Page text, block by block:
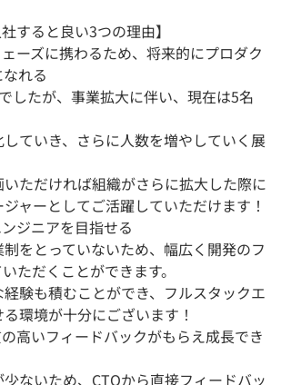
すると良い3つの理由】
ーズに携わるため、将来的にプロダク
れる
したが、事業拡大に伴い、現在は5名
ていき、さらに人数を増やしていく展
ただければ組織がさらに拡大した際に
ャーとしてご活躍していただけます！
ジニアを目指せる
をとっていないため、幅広く開発のフ
ただくことができます。
験も積むことができ、フルスタックエ
環境が十分にございます！
高いフィードバックがもらえ成長でき
ないため、CTOから直接フィードバッ